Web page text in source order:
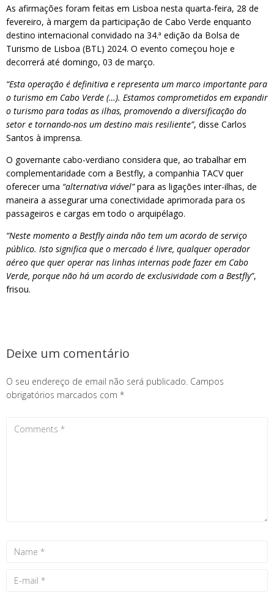
As afirmações foram feitas em Lisboa nesta quarta-feira, 28 de
fevereiro, à margem da participação de Cabo Verde enquanto
destino internacional convidado na 34.ª edição da Bolsa de
Turismo de Lisboa (BTL) 2024. O evento começou hoje e
decorrerá até domingo, 03 de março.
“Esta operação é definitiva e representa um marco importante para
o turismo em Cabo Verde (…). Estamos comprometidos em expandir
o turismo para todas as ilhas, promovendo a diversificação do
setor e tornando-nos um destino mais resiliente”, disse Carlos
Santos à imprensa.
O governante cabo-verdiano considera que, ao trabalhar em
complementaridade com a Bestfly, a companhia TACV quer
oferecer uma “alternativa viável”para as ligações inter-ilhas, de
maneira a assegurar uma conectividade aprimorada para os
passageiros e cargas em todo o arquipélago.
“Neste momento a Bestfly ainda não tem um acordo de serviço
público. Isto significa que o mercado é livre, qualquer operador
aéreo que quer operar nas linhas internas pode fazer em Cabo
Verde, porque não há um acordo de exclusividade com a Bestfly”,
frisou.
Deixe um comentário
O seu endereço de email não será publicado. Campos
obrigatórios marcados com *